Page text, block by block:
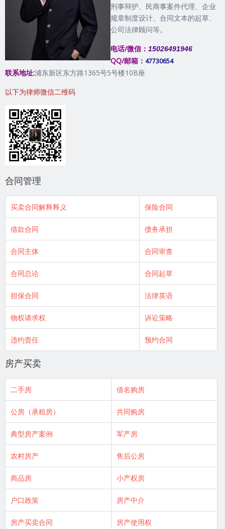
刑事辩护、民商事案件代理、企业
规章制度设计、合同文本的起草、
公司法律顾问等。
电话/微信： 15026491946
QQ/邮箱： 47730654
联系地址:浦东新区东方路1365号5号楼10B座
以下为律师微信二维码
合同管理
买卖合同解释释义 保险合同
借款合同 债务承担
合同主体 合同审查
合同总论 合同起草
担保合同 法律英语
物权请求权 诉讼策略
违约责任 预约合同
房产买卖
二手房 借名购房
公房（承租房） 共同购房
典型房产案例 军产房
农村房产 售后公房
商品房 小产权房
户口政策 房产中介
房产买卖合同 房产使用权